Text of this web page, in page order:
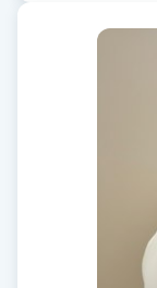
Fransk manikyr
Friskvårdsmassage